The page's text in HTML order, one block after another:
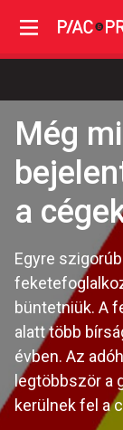
Még
a
Egyre
büntetniük. A
alatt több
évben. Az
legtöbbször a
kerülnek fel a